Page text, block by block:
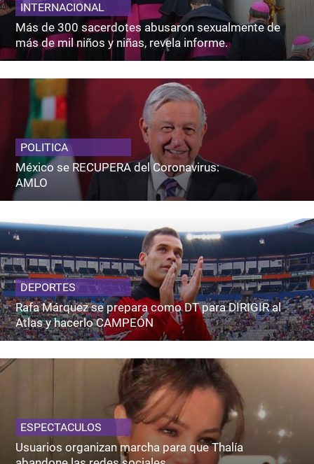
INTERNACIONAL
Más de 300 sacerdotes abusaron sexualmente de
más de mil niños y niñas, revela informe.
POLITICA
México se RECUPERA del Coronavirus:
AMLO
DEPORTES
Rafa Márquez se prepara como DT para DIRIGIR al
Atlas y hacerlo CAMPEÓN
ESPECTACULOS
Usuarios organizan marcha para que Thalía